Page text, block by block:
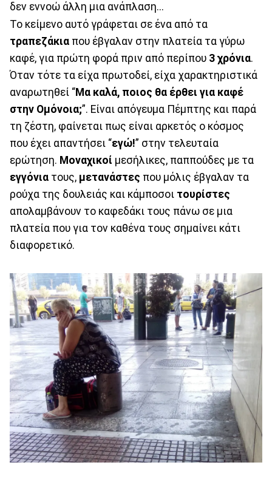
δεν εννοώ άλλη μια ανάπλαση...
Το κείμενο αυτό γράφεται σε ένα από τα
τραπεζάκια που έβγαλαν στην πλατεία τα γύρω
καφέ, για πρώτη φορά πριν από περίπου 3 χρόνια.
Όταν τότε τα είχα πρωτοδεί, είχα χαρακτηριστικά
αναρωτηθεί “Μα καλά, ποιος θα έρθει για καφέ
στην Ομόνοια;”. Είναι απόγευμα Πέμπτης και παρά
τη ζέστη, φαίνεται πως είναι αρκετός ο κόσμος
που έχει απαντήσει “εγώ!” στην τελευταία
ερώτηση. Μοναχικοί μεσήλικες, παππούδες με τα
εγγόνια τους, μετανάστες που μόλις έβγαλαν τα
ρούχα της δουλειάς και κάμποσοι τουρίστες
απολαμβάνουν το καφεδάκι τους πάνω σε μια
πλατεία που για τον καθένα τους σημαίνει κάτι
διαφορετικό.